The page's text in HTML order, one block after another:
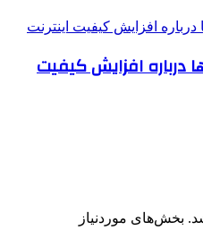
درباره افزایش کیفیت
بخش‌های موردنیاز